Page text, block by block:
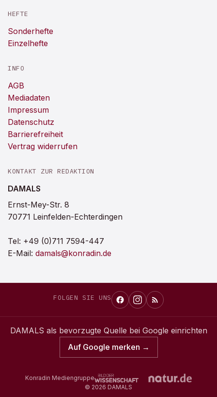
HEFTE
Sonderhefte
Einzelhefte
INFO
AGB
Mediadaten
Impressum
Datenschutz
Barrierefreiheit
Vertrag widerrufen
KONTAKT ZUR REDAKTION
DAMALS
Ernst-Mey-Str. 8
70771 Leinfelden-Echterdingen
Tel: +49 (0)711 7594-447
E-Mail: damals@konradin.de
FOLGEN SIE UNS
DAMALS als bevorzugte Quelle bei Google einrichten
Auf Google merken →
Konradin Mediengruppe
© 2026 DAMALS